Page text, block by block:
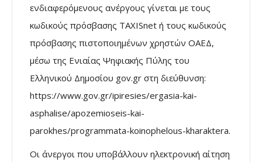
ενδιαφερόμενους ανέργους γίνεται με τους
κωδικούς πρόσβασης TAXISnet ή τους κωδικούς
πρόσβασης πιστοποιημένων χρηστών ΟΑΕΔ,
μέσω της Ενιαίας Ψηφιακής Πύλης του
Ελληνικού Δημοσίου gov.gr στη διεύθυνση:
https://www.gov.gr/ipiresies/ergasia-kai-
asphalise/apozemioseis-kai-
parokhes/programmata-koinophelous-kharaktera.
Οι άνεργοι που υποβάλλουν ηλεκτρονική αίτηση